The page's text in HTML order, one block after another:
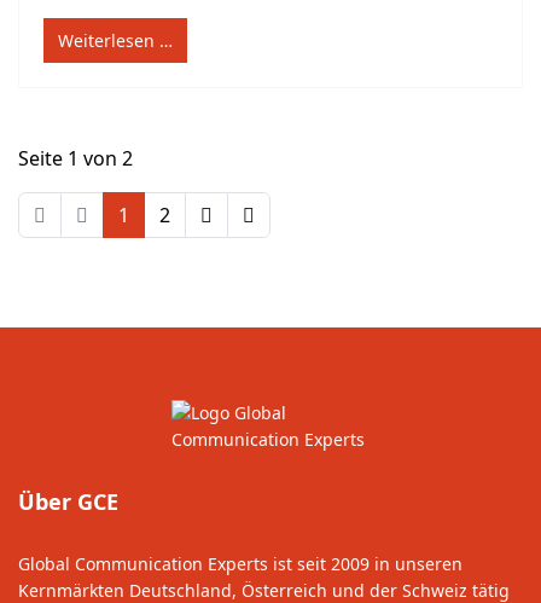
Weiterlesen …
Seite 1 von 2
1 2
Über GCE
Global Communication Experts ist seit 2009 in unseren
Kernmärkten Deutschland, Österreich und der Schweiz tätig